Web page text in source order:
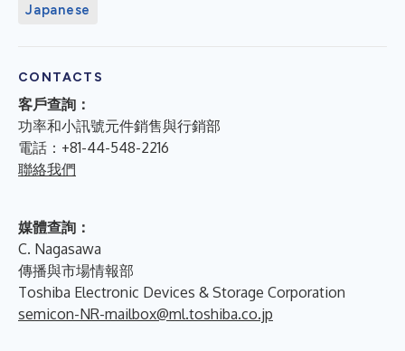
Japanese
CONTACTS
客戶查詢：
功率和小訊號元件銷售與行銷部
電話：+81-44-548-2216
聯絡我們
媒體查詢：
C. Nagasawa
傳播與市場情報部
Toshiba Electronic Devices & Storage Corporation
semicon-NR-mailbox@ml.toshiba.co.jp